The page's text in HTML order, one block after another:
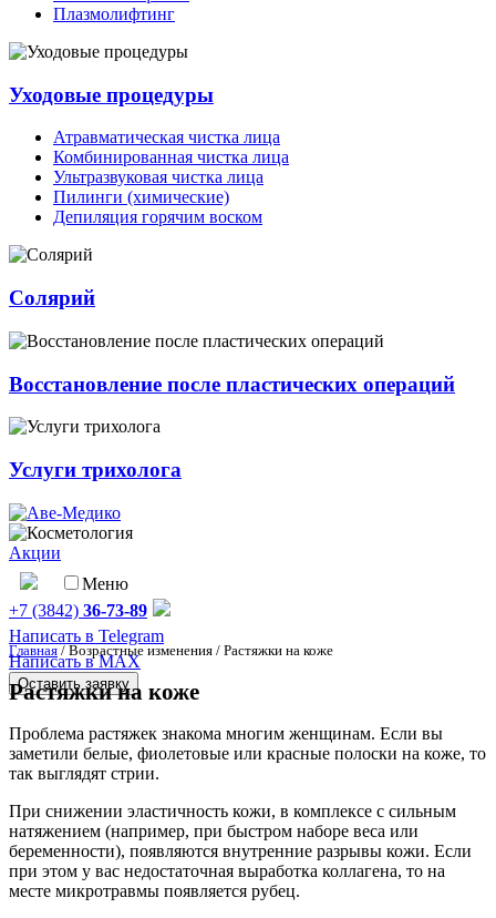
Плазмолифтинг
Уходовые процедуры
Атравматическая чистка лица
Комбинированная чистка лица
Ультразвуковая чистка лица
Пилинги (химические)
Депиляция горячим воском
Солярий
Восстановление после пластических операций
Услуги трихолога
Акции
Меню
+7 (3842) 36-73-89
Написать в Telegram
Написать в MAX
Оставить заявку
Главная / Возрастные изменения / Растяжки на коже
Растяжки на коже
Проблема растяжек знакома многим женщинам. Если вы
заметили белые, фиолетовые или красные полоски на коже, то
так выглядят стрии.
При снижении эластичность кожи, в комплексе с сильным
натяжением (например, при быстром наборе веса или
беременности), появляются внутренние разрывы кожи. Если
при этом у вас недостаточная выработка коллагена, то на
месте микротравмы появляется рубец.